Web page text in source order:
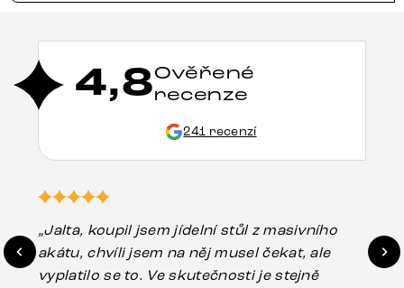
4,8Ověřené
recenze
241 recenzí
„Jalta, koupil jsem jídelní stůl z masivního
akátu, chvíli jsem na něj musel čekat, ale
vyplatilo se to. Ve skutečnosti je stejně